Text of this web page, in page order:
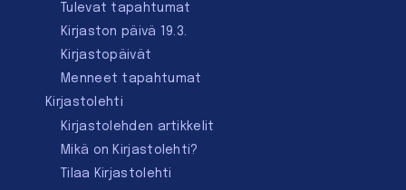
Tulevat tapahtumat
Kirjaston päivä 19.3.
Kirjastopäivät
Menneet tapahtumat
Kirjastolehti
Kirjastolehden artikkelit
Mikä on Kirjastolehti?
Tilaa Kirjastolehti